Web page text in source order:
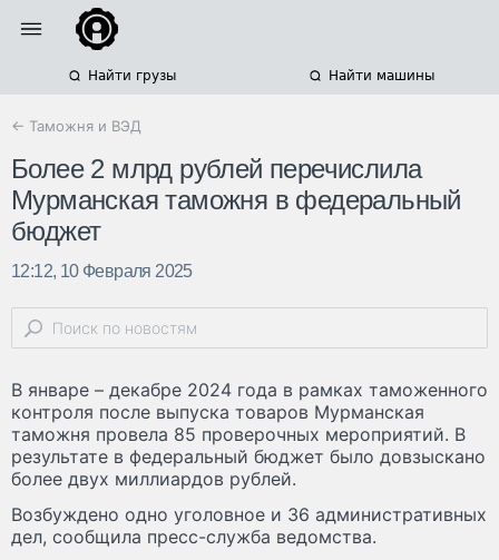
Найти грузы Найти машины
← Таможня и ВЭД
Более 2 млрд рублей перечислила
Мурманская таможня в федеральный
бюджет
12:12, 10 Февраля 2025
В январе – декабре 2024 года в рамках таможенного
контроля после выпуска товаров Мурманская
таможня провела 85 проверочных мероприятий. В
результате в федеральный бюджет было довзыскано
более двух миллиардов рублей.
Возбуждено одно уголовное и 36 административных
дел, сообщила пресс-служба ведомства.